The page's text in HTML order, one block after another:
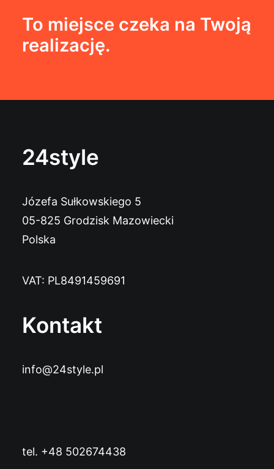
To miejsce czeka na Twoją
realizację.
24style
Józefa Sułkowskiego 5
05-825 Grodzisk Mazowiecki
Polska
VAT: PL8491459691
Kontakt
info@24style.pl
tel. +48 502674438